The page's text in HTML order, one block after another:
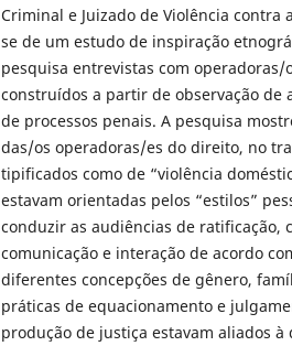
Criminal e Juizado de Violência contra
se de um estudo de inspiração
pesquisa entrevistas com
construídos a partir de observação de
de processos penais. A pesquisa
das/os operadoras/es do direito, no
tipificados como de “violência
estavam orientadas pelos “estilos”
conduzir as audiências de ratificação,
comunicação e interação de acordo
diferentes concepções de gênero,
práticas de equacionamento e
produção de justiça estavam aliados